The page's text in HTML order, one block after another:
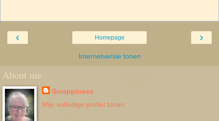
‹ ›
Homepage
Internetversie tonen
About me
Scrappiness
Mijn volledige profiel tonen